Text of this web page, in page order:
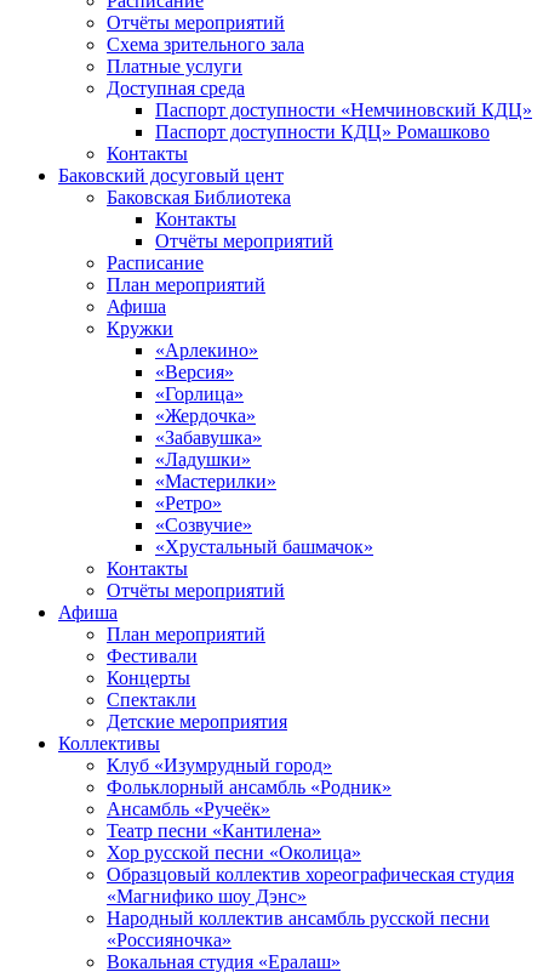
Отчёты мероприятий
Схема зрительного зала
Платные услуги
Доступная среда
Паспорт доступности «Немчиновский КДЦ»
Паспорт доступности КДЦ» Ромашково
Контакты
Баковский досуговый цент
Баковская Библиотека
Контакты
Отчёты мероприятий
Расписание
План мероприятий
Афиша
Кружки
«Арлекино»
«Версия»
«Горлица»
«Жердочка»
«Забавушка»
«Ладушки»
«Мастерилки»
«Ретро»
«Созвучие»
«Хрустальный башмачок»
Контакты
Отчёты мероприятий
Афиша
План мероприятий
Фестивали
Концерты
Спектакли
Детские мероприятия
Коллективы
Клуб «Изумрудный город»
Фольклорный ансамбль «Родник»
Ансамбль «Ручеёк»
Театр песни «Кантилена»
Хор русской песни «Околица»
Образцовый коллектив хореографическая студия
«Магнифико шоу Дэнс»
Народный коллектив ансамбль русской песни
«Россияночка»
Вокальная студия «Ералаш»